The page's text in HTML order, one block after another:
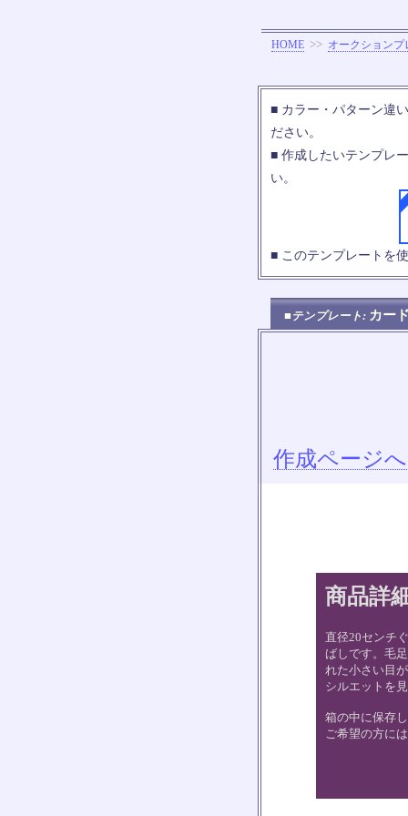
HOME >> オークションプ
■ カラー・パターン違
ださい。
■ 作成したいテンプレ
い。
■ このテンプレートを
■テンプレート: カー
作成ページへ
商品詳
直径20センチ
ばしです。毛
れた小さい目
シルエットを
箱の中に保存
ご希望の方に